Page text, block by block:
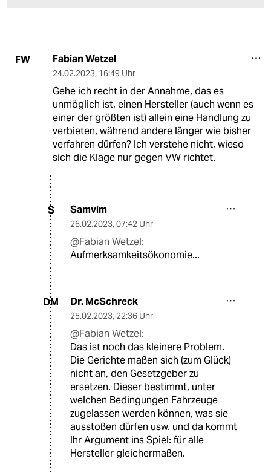
FW Fabian Wetzel
24.02.2023, 16:49 Uhr
Gehe ich recht in der Annahme, das es
unmöglich ist, einen Hersteller (auch wenn es
einer der größten ist) allein eine Handlung zu
verbieten, während andere länger wie bisher
verfahren dürfen? Ich verstehe nicht, wieso
sich die Klage nur gegen VW richtet.
S Samvim
26.02.2023, 07:42 Uhr
@Fabian Wetzel:
Aufmerksamkeitsökonomie...
DM Dr. McSchreck
25.02.2023, 22:36 Uhr
@Fabian Wetzel:
Das ist noch das kleinere Problem.
Die Gerichte maßen sich (zum Glück)
nicht an, den Gesetzgeber zu
ersetzen. Dieser bestimmt, unter
welchen Bedingungen Fahrzeuge
zugelassen werden können, was sie
ausstoßen dürfen usw. und da kommt
Ihr Argument ins Spiel: für alle
Hersteller gleichermaßen.